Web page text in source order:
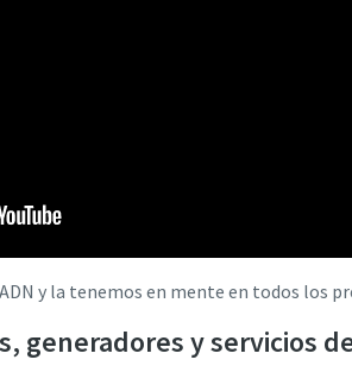
y la tenemos en mente en todos los
generadores y servicios